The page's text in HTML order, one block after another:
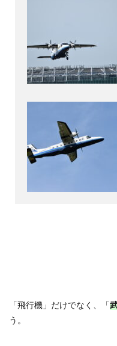
「飛行機」だけでなく、「
う。